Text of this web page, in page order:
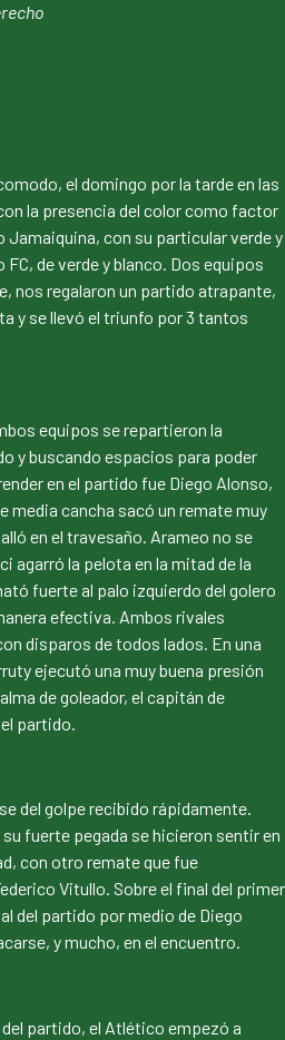
el domingo por la tarde en las
la presencia del color como factor
con su particular verde y
de verde y blanco. Dos equipos
nos regalaron un partido atrapante,
y se llevó el triunfo por 3 tantos
equipos se repartieron la
y buscando espacios para poder
en el partido fue Diego Alonso,
media cancha sacó un remate muy
en el travesaño. Arameo no se
agarró la pelota en la mitad de la
fuerte al palo izquierdo del golero
efectiva. Ambos rivales
disparos de todos lados. En una
ejecutó una muy buena presión
de goleador, el capitán de
partido.
del golpe recibido rápidamente.
fuerte pegada se hicieron sentir en
con otro remate que fue
Vitullo. Sobre el final del primer
del partido por medio de Diego
y mucho, en el encuentro.
partido, el Atlético empezó a